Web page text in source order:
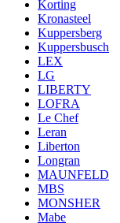
Korting
Kronasteel
Kuppersberg
Kuppersbusch
LEX
LG
LIBERTY
LOFRA
Le Chef
Leran
Liberton
Longran
MAUNFELD
MBS
MONSHER
Mabe